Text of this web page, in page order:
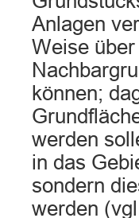
Anlagen
Weise
können;
werden
in das
sondern
werden